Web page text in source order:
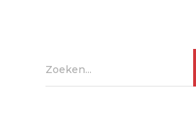
Zoeken...